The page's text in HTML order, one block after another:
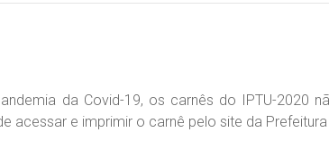
da Covid-19, os carnês do IPTU-2020
acessar e imprimir o carnê pelo site da